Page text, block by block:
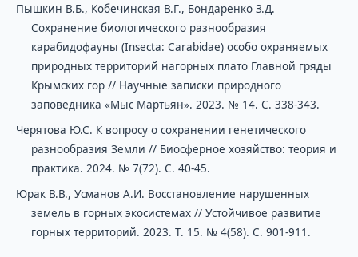
Пышкин В.Б., Кобечинская В.Г., Бондаренко З.Д.
Сохранение биологического разнообразия
карабидофауны (Insecta: Carabidae) особо охраняемых
природных территорий нагорных плато Главной гряды
Крымских гор // Научные записки природного
заповедника «Мыс Мартьян». 2023. № 14. С. 338-343.
Черятова Ю.С. К вопросу о сохранении генетического
разнообразия Земли // Биосферное хозяйство: теория и
практика. 2024. № 7(72). С. 40-45.
Юрак В.В., Усманов А.И. Восстановление нарушенных
земель в горных экосистемах // Устойчивое развитие
горных территорий. 2023. Т. 15. № 4(58). С. 901-911.